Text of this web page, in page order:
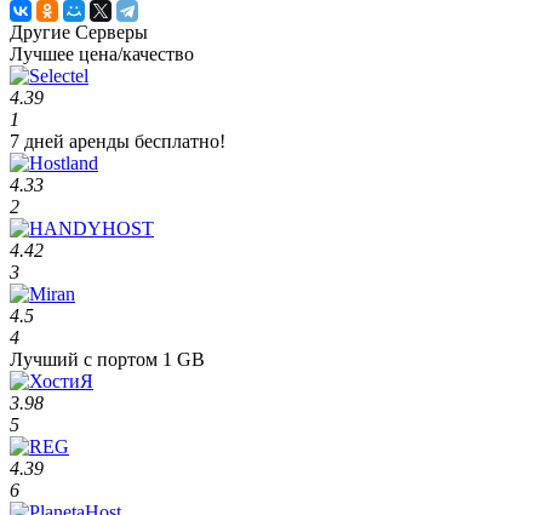
Другие Серверы
Лучшее цена/качество
4.39
1
7 дней аренды бесплатно!
4.33
2
4.42
3
4.5
4
Лучший с портом 1 GB
3.98
5
4.39
6